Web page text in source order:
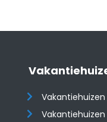
Vakantiehuizen